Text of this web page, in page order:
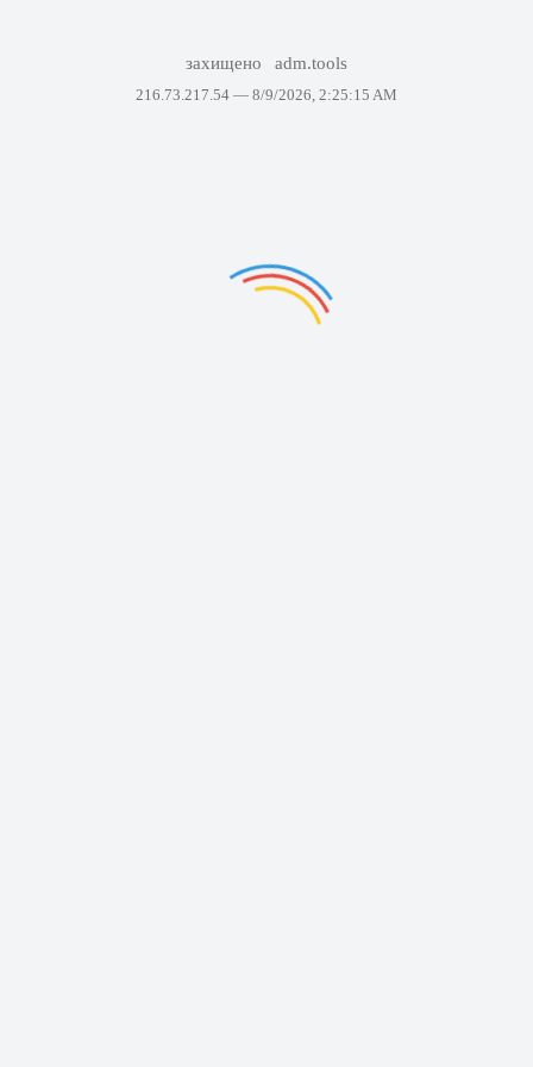
захищено adm.tools
216.73.217.54 — 8/9/2026, 2:25:15 AM